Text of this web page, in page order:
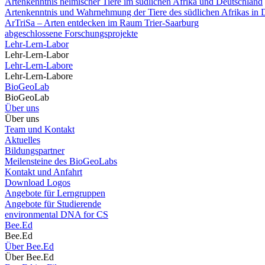
Artenkenntnis und Wahrnehmung der Tiere des südlichen Afrikas in
ArTriSa – Arten entdecken im Raum Trier-Saarburg
abgeschlossene Forschungsprojekte
Lehr-Lern-Labor
Lehr-Lern-Labor
Lehr-Lern-Labore
Lehr-Lern-Labore
BioGeoLab
BioGeoLab
Über uns
Über uns
Team und Kontakt
Aktuelles
Bildungspartner
Meilensteine des BioGeoLabs
Kontakt und Anfahrt
Download Logos
Angebote für Lerngruppen
Angebote für Studierende
environmental DNA for CS
Bee.Ed
Bee.Ed
Über Bee.Ed
Über Bee.Ed